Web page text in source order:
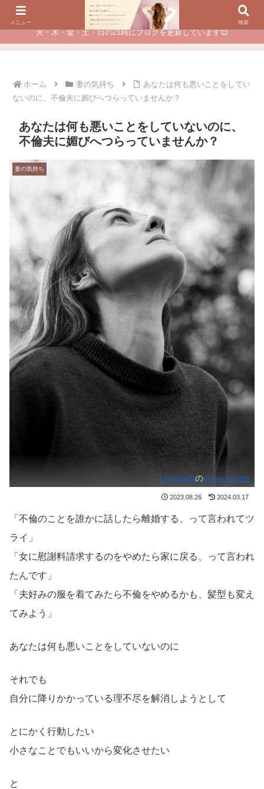
夫に不倫されたつらい経験が、あなたのチャンスに変わるカウンセリング
火・木・金・土・日の21時にブログを更新しています😊
ホーム 妻の気持ち
あなたは何も悪いことをしてい
ないのに、不倫夫に媚びへつらっていませんか？
あなたは何も悪いことをしていないのに、
不倫夫に媚びへつらっていませんか？
妻の気持ち
Unsplashのengin akyurt
2023.08.26 2024.03.17
「不倫のことを誰かに話したら離婚する、って言われてツ
ライ」
「女に慰謝料請求するのをやめたら家に戻る、って言われ
たんです」
「夫好みの服を着てみたら不倫をやめるかも、髪型も変え
てみよう」
あなたは何も悪いことをしていないのに
それでも
自分に降りかかっている理不尽を解消しようとして
とにかく行動したい
小さなことでもいいから変化させたい
と
メニュー 検索